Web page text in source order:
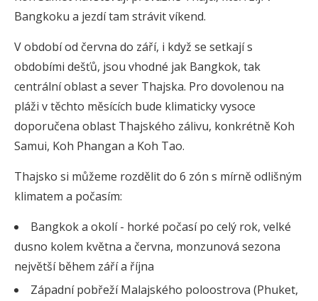
Bangkoku a jezdí tam strávit víkend.
V období od června do září, i když se setkají s
obdobími dešťů, jsou vhodné jak Bangkok, tak
centrální oblast a sever Thajska. Pro dovolenou na
pláži v těchto měsících bude klimaticky vysoce
doporučena oblast Thajského zálivu, konkrétně Koh
Samui, Koh Phangan a Koh Tao.
Thajsko si můžeme rozdělit do 6 zón s mírně odlišným
klimatem a počasím:
Bangkok a okolí - horké počasí po celý rok, velké
dusno kolem května a června, monzunová sezona
největší během září a října
Západní pobřeží Malajského poloostrova (Phuket,